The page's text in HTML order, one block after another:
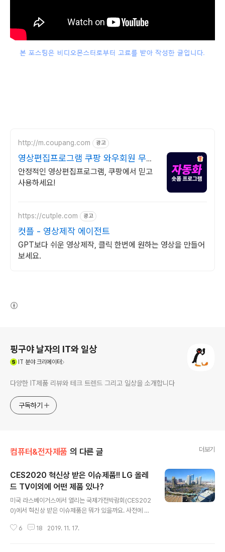
http://m.coupang.com 광고
영상편집프로그램 쿠팡 와우회원 무제
한 무료배송
안정적인 영상편집프로그램, 쿠팡에서 믿고
사용하세요!
https://cutple.com 광고
컷플 - 영상제작 에이전트
GPT보다 쉬운 영상제작, 클릭 한번에 원하는 영상을 만들어
보세요.
핑구야 날자의 IT와 일상
IT 분야 크리에이터
다양한 IT제품 리뷰와 테크 트렌드 그리고 일상을 소개합니다
구독하기
컴퓨터&전자제품 의 다른 글 더보기
CES2020 혁신상 받은 이슈제품!! LG 올레
드 TV이외에 어떤 제품 있나?
미국 라스베이거스에서 열리는 국제가전박람회(CES202
0)에서 혁신상 받은 이슈제품은 뭐가 있을까요. 사전에 심
하게 됩니다. 한국의 기업들이 많은 제품을 공개하고 있는
6 18 2019. 11. 17.